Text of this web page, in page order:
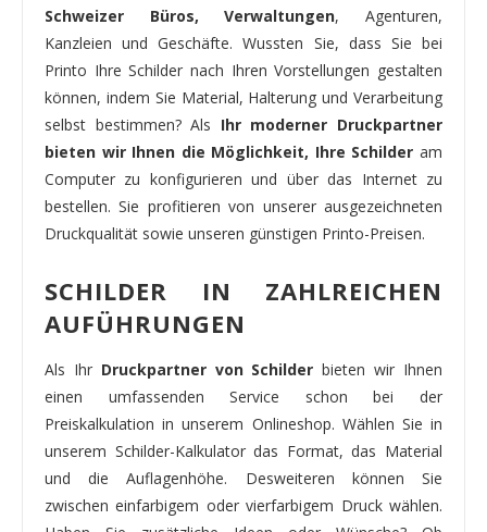
Schweizer Büros, Verwaltungen, Agenturen,
Kanzleien und Geschäfte. Wussten Sie, dass Sie bei
Printo Ihre Schilder nach Ihren Vorstellungen gestalten
können, indem Sie Material, Halterung und Verarbeitung
selbst bestimmen? Als Ihr moderner Druckpartner
bieten wir Ihnen die Möglichkeit, Ihre Schilder am
Computer zu konfigurieren und über das Internet zu
bestellen. Sie profitieren von unserer ausgezeichneten
Druckqualität sowie unseren günstigen Printo-Preisen.
SCHILDER IN ZAHLREICHEN
AUFÜHRUNGEN
Als Ihr Druckpartner von Schilderbieten wir Ihnen
einen umfassenden Service schon bei der
Preiskalkulation in unserem Onlineshop. Wählen Sie in
unserem Schilder-Kalkulator das Format, das Material
und die Auflagenhöhe. Desweiteren können Sie
zwischen einfarbigem oder vierfarbigem Druck wählen.